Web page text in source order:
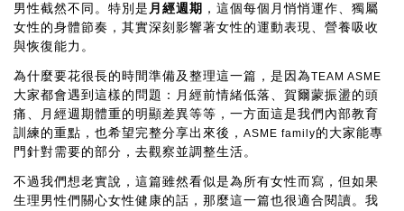
男性截然不同。特別是 月經週期 ，這個每個月悄悄運作、獨屬
女性的身體節奏，其實深刻影響著女性的運動表現、營養吸收
與恢復能力。
為什麼要花很長的時間準備及整理這一篇，是因為TEAM ASME
大家都會遇到這樣的問題：月經前情緒低落、賀爾蒙振盪的頭
痛、月經週期體重的明顯差異等等，一方面這是我們內部教育
訓練的重點，也希望完整分享出來後， ASME family的大家能專
門針對需要的部分，去觀察並調整生活。
不過我們想老實說，這篇雖然看似是為所有女性而寫，但如果
生理男性們關心女性健康的話，那麼這一篇也很適合閱讀。我